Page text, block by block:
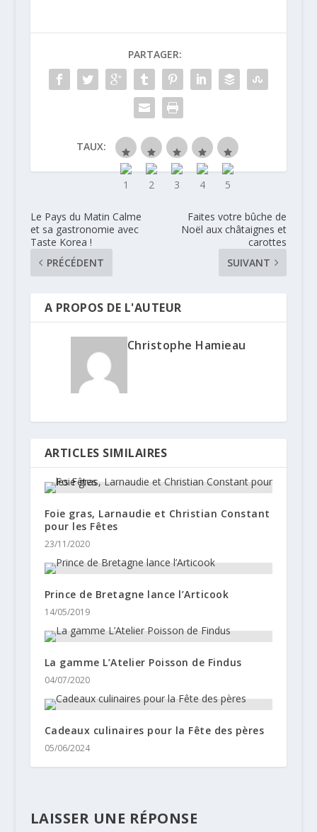
PARTAGER:
TAUX:
Le Pays du Matin Calme
et sa gastronomie avec
Taste Korea !
PRÉCÉDENT
Faites votre bûche de
Noël aux châtaignes et
carottes
SUIVANT
A PROPOS DE L'AUTEUR
Christophe Hamieau
ARTICLES SIMILAIRES
Foie gras, Larnaudie et Christian Constant
pour les Fêtes
23/11/2020
Prince de Bretagne lance l’Articook
14/05/2019
La gamme L’Atelier Poisson de Findus
04/07/2020
Cadeaux culinaires pour la Fête des pères
05/06/2024
LAISSER UNE RÉPONSE